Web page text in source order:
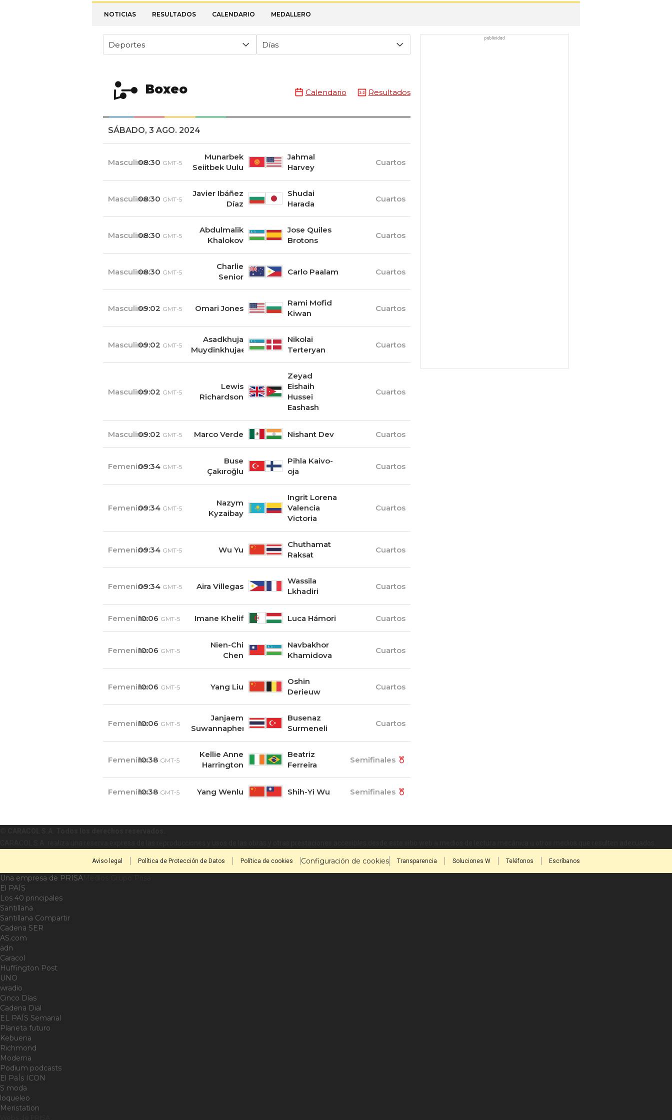
NOTICIAS RESULTADOS CALENDARIO MEDALLERO
Deportes Días
Boxeo Calendario Resultados
SÁBADO, 3 AGO. 2024
Masculino08:30 GMT-5
Munarbek
Seiitbek Uulu
Jahmal
Harvey
Cuartos
Masculino08:30 GMT-5
Javier Ibáñez
Díaz
Shudai
Harada
Cuartos
Masculino08:30 GMT-5
Abdulmalik
Khalokov
Jose Quiles
Brotons
Cuartos
Masculino08:30 GMT-5
Charlie
Senior
Carlo Paalam Cuartos
Masculino09:02 GMT-5 Omari Jones
Rami Mofid
Kiwan
Cuartos
Masculino09:02 GMT-5
Asadkhuja
Muydinkhujaev
Nikolai
Terteryan
Cuartos
Masculino09:02 GMT-5
Lewis
Richardson
Zeyad
Eishaih
Hussei
Eashash
Cuartos
Masculino09:02 GMT-5 Marco Verde Nishant Dev Cuartos
Femenino09:34 GMT-5
Buse
Çakıroğlu
Pihla Kaivo-
oja
Cuartos
Femenino09:34 GMT-5
Nazym
Kyzaibay
Ingrit Lorena
Valencia
Victoria
Cuartos
Femenino09:34 GMT-5 Wu Yu
Chuthamat
Raksat
Cuartos
Femenino09:34 GMT-5 Aira Villegas
Wassila
Lkhadiri
Cuartos
Femenino10:06 GMT-5 Imane Khelif Luca Hámori Cuartos
Femenino10:06 GMT-5
Nien-Chi
Chen
Navbakhor
Khamidova
Cuartos
Femenino10:06 GMT-5 Yang Liu
Oshin
Derieuw
Cuartos
Femenino10:06 GMT-5
Janjaem
Suwannapheng
Busenaz
Surmeneli
Cuartos
Femenino10:38 GMT-5
Kellie Anne
Harrington
Beatriz
Ferreira
Semifinales
Femenino10:38 GMT-5 Yang Wenlu Shih-Yi Wu Semifinales
Aviso legal Política de Protección de Datos Política de cookies Configuración de cookies Transparencia Soluciones W Teléfonos Escríbanos
Una empresa de PRISA
El PAÍS
Los 40 principales
Santillana
Santillana Compartir
Cadena SER
AS.com
adn
Caracol
Huffington Post
UNO
wradio
Cinco Días
Cadena Dial
EL PAÍS Semanal
Planeta futuro
Kebuena
Richmond
Moderna
Podium podcasts
El PaÍs ICON
S moda
loqueleo
Meristation